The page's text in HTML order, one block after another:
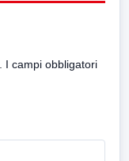
I campi obbligatori